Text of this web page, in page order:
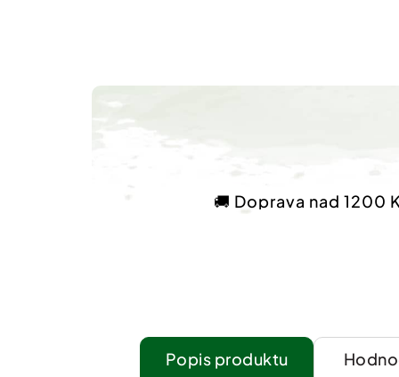
🚚 Doprava nad 1200
Popis